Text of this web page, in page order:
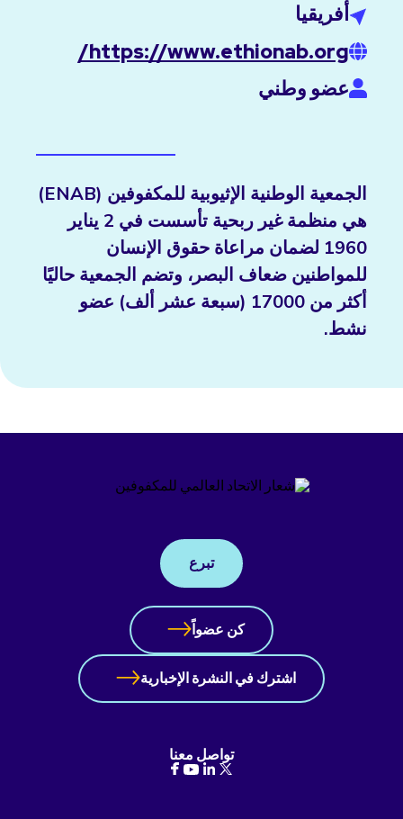
أفريقيا
https://www.ethionab.org/
عضو وطني
الجمعية الوطنية الإثيوبية للمكفوفين (ENAB)
هي منظمة غير ربحية تأسست في 2 يناير
1960 لضمان مراعاة حقوق الإنسان
للمواطنين ضعاف البصر، وتضم الجمعية حاليًا
أكثر من 17000 (سبعة عشر ألف) عضو
نشط.
تبرع
كن عضواً
اشترك في النشرة الإخبارية
تواصل معنا